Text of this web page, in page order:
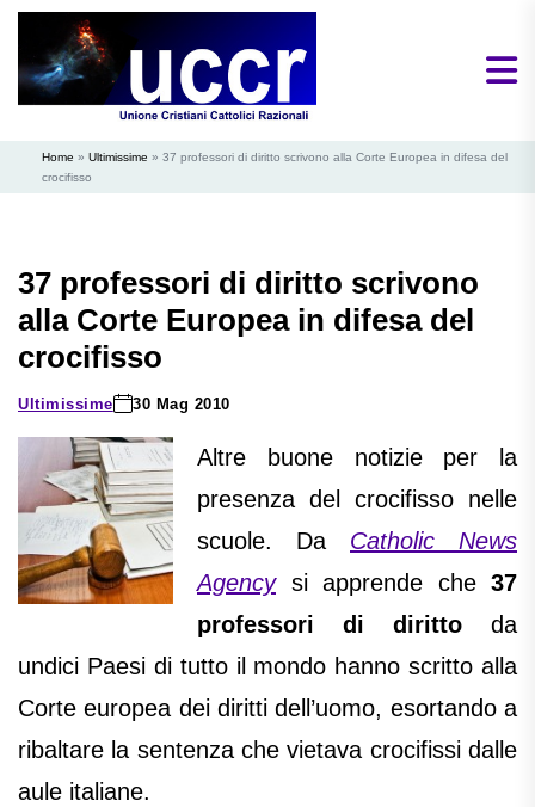
Home » Ultimissime » 37 professori di diritto scrivono alla Corte Europea in difesa del
crocifisso
37 professori di diritto scrivono
alla Corte Europea in difesa del
crocifisso
Ultimissime 30 Mag 2010
Altre buone notizie per la
presenza del crocifisso nelle
scuole. Da Catholic News
Agencysi apprende che37
professori di diritto da
undici Paesi di tutto il mondo hanno scritto alla
Corte europea dei diritti dell’uomo, esortando a
ribaltare la sentenza che vietava crocifissi dalle
aule italiane.